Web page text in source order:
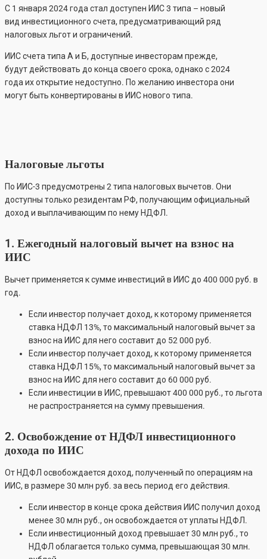
С 1 января 2024 года стал доступен ИИС 3 типа – новый
вид инвестиционного счета, предусматривающий ряд
налоговых льгот и ограничений.
ИИС счета типа А и Б, доступные инвесторам прежде,
будут действовать до конца своего срока, однако с 2024
года их открытие недоступно. По желанию инвестора они
могут быть конвертированы в ИИС нового типа.
Налоговые льготы
По ИИС-3 предусмотрены 2 типа налоговых вычетов. Они
доступны только резидентам РФ, получающим официальный
доход и выплачивающим по нему НДФЛ.
1. Ежегодный налоговый вычет на взнос на
ИИС
Вычет применяется к сумме инвестиций в ИИС до 400 000 руб. в
год.
Если инвестор получает доход, к которому применяется
ставка НДФЛ 13%, то максимальный налоговый вычет за
взнос на ИИС для него составит до 52 000 руб.
Если инвестор получает доход, к которому применяется
ставка НДФЛ 15%, то максимальный налоговый вычет за
взнос на ИИС для него составит до 60 000 руб.
Если инвестиции в ИИС, превышают 400 000 руб., то льгота
не распространяется на сумму превышения.
2. Освобождение от НДФЛ инвестиционного
дохода по ИИС
От НДФЛ освобождается доход, полученный по операциям на
ИИС, в размере 30 млн руб. за весь период его действия.
Если инвестор в конце срока действия ИИС получил доход
менее 30 млн руб., он освобождается от уплаты НДФЛ.
Если инвестиционный доход превышает 30 млн руб., то
НДФЛ облагается только сумма, превышающая 30 млн.